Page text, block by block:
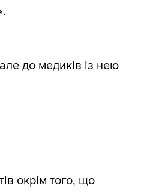
до медиків із нею
окрім того, що